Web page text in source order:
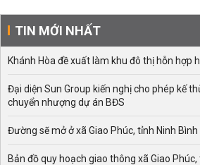
TIN MỚI NHẤT
Khánh Hòa đề xuất làm khu đô thị hỗn hợp
Đại diện Sun Group kiến nghị cho phép kế
chuyển nhượng dự án BĐS
Đường sẽ mở ở xã Giao Phúc, tỉnh Ninh Bình
Bản đồ quy hoạch giao thông xã Giao